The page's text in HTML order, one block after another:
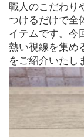
職人のこだわり
つけるだけで全
イテムです。今
熱い視線を集め
をご紹介いたし